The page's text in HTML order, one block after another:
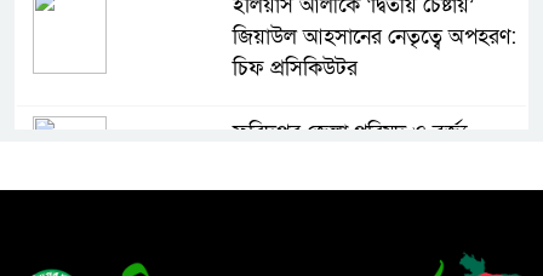
ইলিয়াস আলীকে ‘দ্বিতীয় চেষ্টায়’
জিয়াউল আহসানের নেতৃত্বে অপহরণ:
চিফ প্রসিকিউটর
ফরিদপুর জেলা পরিষদ ও বর্জ্য
করলেন স্থানীয় সরকার বিভাগের সচিব
৩০ বছরের ভোগান্তি, বসতভিটা রক্ষায়